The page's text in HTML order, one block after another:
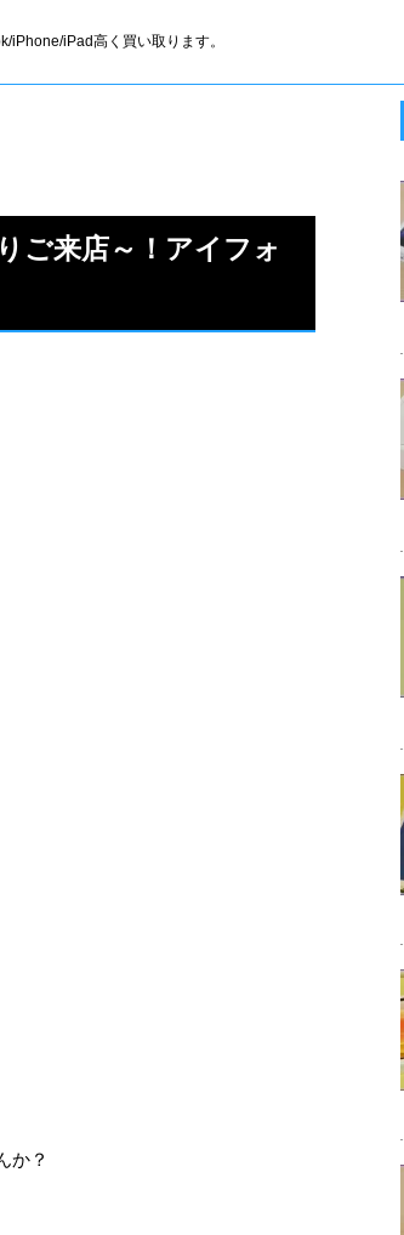
iPhone/iPad高く買い取ります。
ご来店～！アイフォ
か？